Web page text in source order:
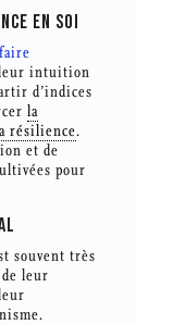
EN SOI
intuition
d’indices
la
résilience.
et de
pour
souvent très
leur